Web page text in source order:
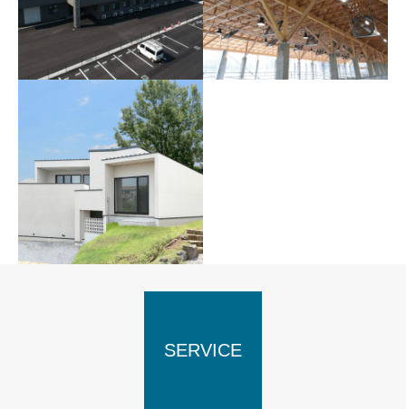
倉庫
綿貫
介護付き有料老人ホー
ム グラシアようざん
SERVICE